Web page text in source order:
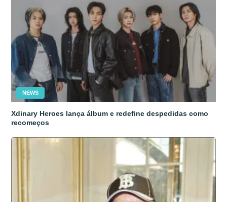
NEWS
Xdinary Heroes lança álbum e redefine despedidas como
recomeços